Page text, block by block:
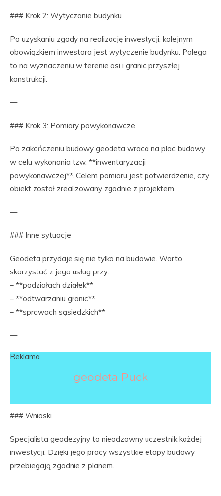
### Krok 2: Wytyczanie budynku
Po uzyskaniu zgody na realizację inwestycji, kolejnym
obowiązkiem inwestora jest wytyczenie budynku. Polega
to na wyznaczeniu w terenie osi i granic przyszłej
konstrukcji.
—
### Krok 3: Pomiary powykonawcze
Po zakończeniu budowy geodeta wraca na plac budowy
w celu wykonania tzw. **inwentaryzacji
powykonawczej**. Celem pomiaru jest potwierdzenie, czy
obiekt został zrealizowany zgodnie z projektem.
—
### Inne sytuacje
Geodeta przydaje się nie tylko na budowie. Warto
skorzystać z jego usług przy:
– **podziałach działek**
– **odtwarzaniu granic**
– **sprawach sąsiedzkich**
—
Reklama
geodeta Puck
### Wnioski
Specjalista geodezyjny to nieodzowny uczestnik każdej
inwestycji. Dzięki jego pracy wszystkie etapy budowy
przebiegają zgodnie z planem.